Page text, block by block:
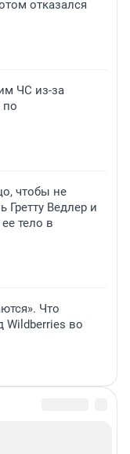
отказался
ЧС из-за
по
чтобы не
Гретту Ведлер и
тело в
Что
Wildberries во